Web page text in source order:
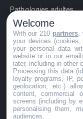
Pathologies adultes
Signes d'une urgence
La vision
Acuité visuelle
Myosis / mydriase
Œdème oculaire
©GuideVue2024
Welcome
With our 210 partners
your devices
your personal data
website or in our
later, including in other
Processing this data
loyalty programs, IP,
geolocation, etc.)
content, commercial
screens (including by
personalising them,
audiences.